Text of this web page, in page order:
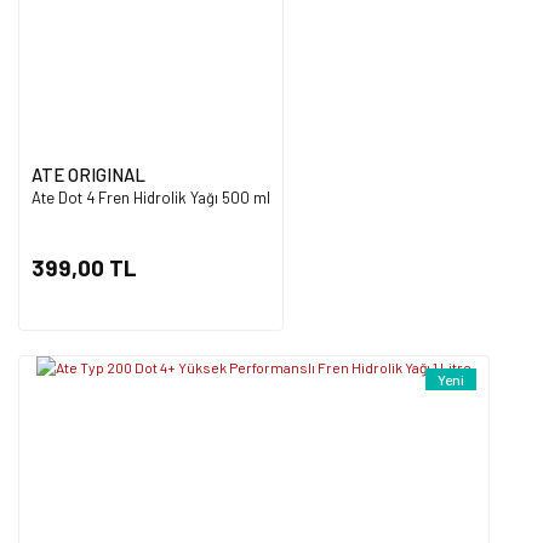
ATE ORIGINAL
Ate Dot 4 Fren Hidrolik Yağı 500 ml
399,00 TL
Yeni